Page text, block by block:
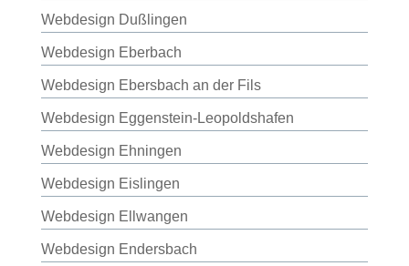
Webdesign Dußlingen
Webdesign Eberbach
Webdesign Ebersbach an der Fils
Webdesign Eggenstein-Leopoldshafen
Webdesign Ehningen
Webdesign Eislingen
Webdesign Ellwangen
Webdesign Endersbach